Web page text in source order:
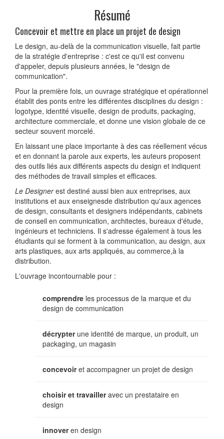
Résumé
Concevoir et mettre en place un projet de design
Le design, au-delà de la communication visuelle, fait partie
de la stratégie d'entreprise : c'est ce qu'il est convenu
d'appeler, depuis plusieurs années, le "design de
communication".
Pour la première fois, un ouvrage stratégique et opérationnel
établit des ponts entre les différentes disciplines du design :
logotype, identité visuelle, design de produits, packaging,
architecture commerciale, et donne une vision globale de ce
secteur souvent morcelé.
En laissant une place importante à des cas réellement vécus
et en donnant la parole aux experts, les auteurs proposent
des outils liés aux différents aspects du design et indiquent
des méthodes de travail simples et efficaces.
Le Designerest destiné aussi bien aux entreprises, aux
institutions et aux enseignesde distribution qu'aux agences
de design, consultants et designers indépendants, cabinets
de conseil en communication, architectes, bureaux d'étude,
ingénieurs et techniciens. Il s'adresse également à tous les
étudiants qui se forment à la communication, au design, aux
arts plastiques, aux arts appliqués, au commerce,à la
distribution.
L'ouvrage incontournable pour :
comprendre les processus de la marque et du
design de communication
décrypterune identité de marque, un produit, un
packaging, un magasin
concevoiret accompagner un projet de design
choisir et travailleravec un prestataire en
design
innoveren design